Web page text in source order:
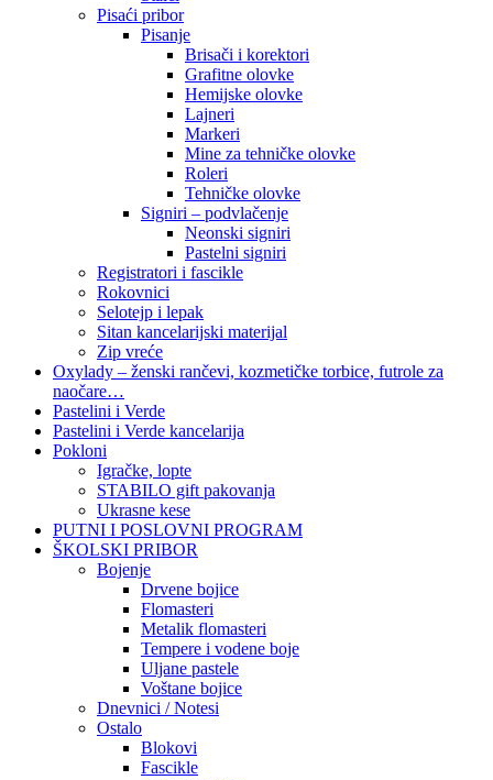
Pisaći pribor
Pisanje
Brisači i korektori
Grafitne olovke
Hemijske olovke
Lajneri
Markeri
Mine za tehničke olovke
Roleri
Tehničke olovke
Signiri – podvlačenje
Neonski signiri
Pastelni signiri
Registratori i fascikle
Rokovnici
Selotejp i lepak
Sitan kancelarijski materijal
Zip vreće
Oxylady – ženski rančevi, kozmetičke torbice, futrole za
naočare…
Pastelini i Verde
Pastelini i Verde kancelarija
Pokloni
Igračke, lopte
STABILO gift pakovanja
Ukrasne kese
PUTNI I POSLOVNI PROGRAM
ŠKOLSKI PRIBOR
Bojenje
Drvene bojice
Flomasteri
Metalik flomasteri
Tempere i vodene boje
Uljane pastele
Voštane bojice
Dnevnici / Notesi
Ostalo
Blokovi
Fascikle